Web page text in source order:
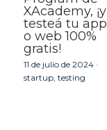
XAcademy, ¡y
testeá tu app
o web 100%
gratis!
11 de julio de 2024 ·
startup, testing